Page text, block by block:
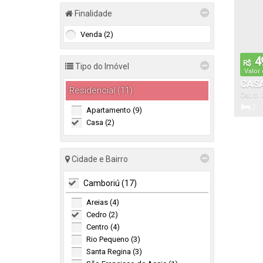
Finalidade
Venda (2)
Tipo do Imóvel
Residencial (11)
Apartamento (9)
Casa (2)
Cidade e Bairro
Camboriú (17)
Areias (4)
Cedro (2)
Centro (4)
Rio Pequeno (3)
Santa Regina (3)
R$
Valor
Cedro,